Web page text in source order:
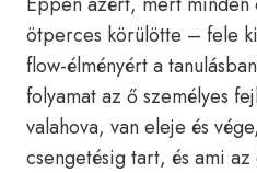
ötperces körülötte – fele
flow-élményért a
folyamat az ő személyes
valahova, van eleje és
csengetésig tart, és ami